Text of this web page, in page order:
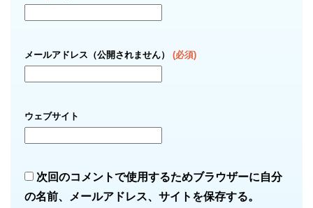
メールアドレス（公開されません） (必須)
ウェブサイト
次回のコメントで使用するためブラウザーに自分
の名前、メールアドレス、サイトを保存する。